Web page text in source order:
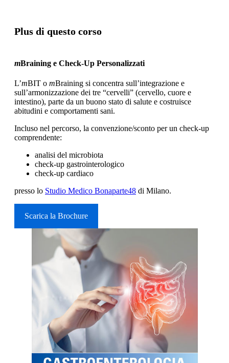
Plus di questo corso
mBraining e Check-Up Personalizzati
L’mBIT o mBraining si concentra sull’integrazione e
sull’armonizzazione dei tre “cervelli” (cervello, cuore e
intestino), parte da un buono stato di salute e costruisce
abitudini e comportamenti sani.
Incluso nel percorso, la convenzione/sconto per un check-up
comprendente:
analisi del microbiota
check-up gastrointerologico
check-up cardiaco
presso lo Studio Medico Bonaparte48 di Milano.
Scarica la Brochure